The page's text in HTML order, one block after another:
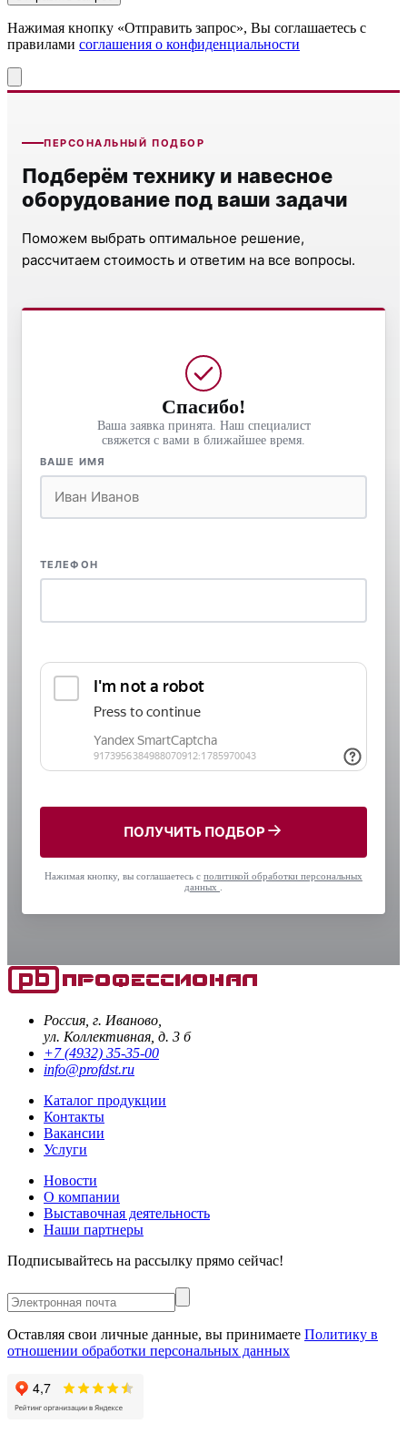
Нажимая кнопку «Отправить запрос», Вы соглашаетесь c
правилами соглашения о конфиденциальности
ПЕРСОНАЛЬНЫЙ ПОДБОР
Подберём технику и навесное
оборудование под ваши задачи
Поможем выбрать оптимальное решение,
рассчитаем стоимость и ответим на все вопросы.
Спасибо!
Ваша заявка принята. Наш специалист
свяжется с вами в ближайшее время.
ВАШЕ ИМЯ
ТЕЛЕФОН
ПОЛУЧИТЬ ПОДБОР
Нажимая кнопку, вы соглашаетесь с политикой обработки персональных
данных
Россия, г. Иваново,
ул. Коллективная, д. 3 б
+7 (4932) 35-35-00
info@profdst.ru
Каталог продукции
Контакты
Вакансии
Услуги
Новости
О компании
Выставочная деятельность
Наши партнеры
Подписывайтесь на рассылку прямо сейчас!
Оставляя свои личные данные, вы принимаете Политику в
отношении обработки персональных данных